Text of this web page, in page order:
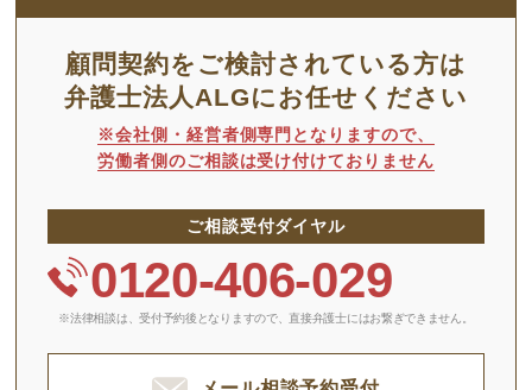
顧問契約をご検討されている方は
弁護士法人ALGにお任せください
※会社側・経営者側専門となりますので、
労働者側のご相談は受け付けておりません
ご相談受付ダイヤル
0120-406-029
※法律相談は、受付予約後となりますので、 直接弁護士にはお繋ぎできません。